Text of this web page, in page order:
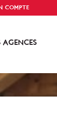
COMPTE
AGENCES